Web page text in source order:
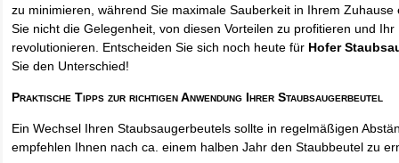
zu minimieren, während Sie maximale Sauberkeit in Ihrem Zuhause
Sie nicht die Gelegenheit, von diesen Vorteilen zu profitieren und
revolutionieren. Entscheiden Sie sich noch heute für Hofer
Sie den Unterschied!
Praktische Tipps zur richtigen Anwendung Ihrer Staubsaugerbeutel
Ein Wechsel Ihren Staubsaugerbeutels sollte in regelmäßigen
empfehlen Ihnen nach ca. einem halben Jahr den Staubbeutel zu